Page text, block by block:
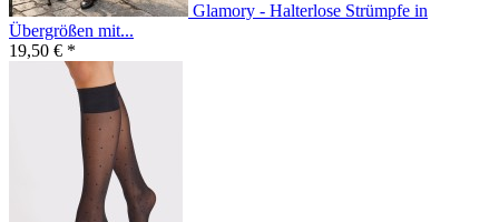
Glamory - Halterlose Strümpfe in
Übergrößen mit...
19,50 € *